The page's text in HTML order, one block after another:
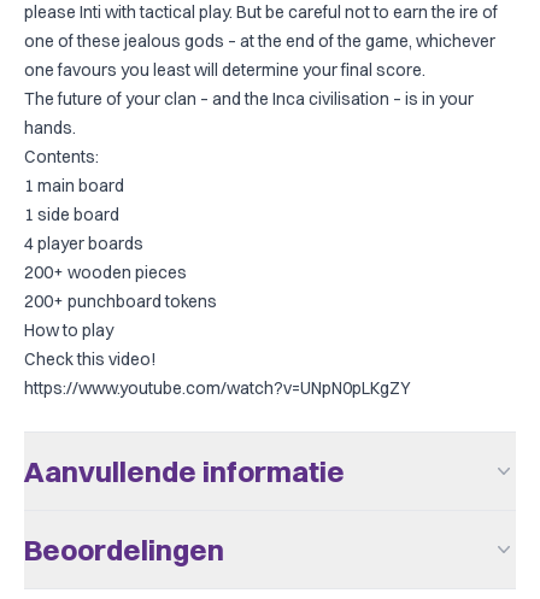
please Inti with tactical play. But be careful not to earn the ire of
one of these jealous gods – at the end of the game, whichever
one favours you least will determine your final score.
The future of your clan – and the Inca civilisation – is in your
hands.
Contents:
1 main board
1 side board
4 player boards
200+ wooden pieces
200+ punchboard tokens
How to play
Check this video!
https://www.youtube.com/watch?v=UNpN0pLKgZY
Aanvullende informatie
Beoordelingen